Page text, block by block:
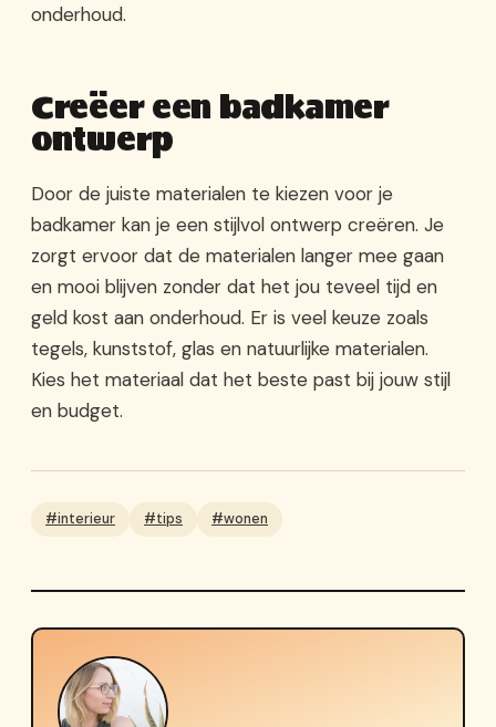
onderhoud.
Creëer een badkamer
ontwerp
Door de juiste materialen te kiezen voor je
badkamer kan je een stijlvol ontwerp creëren. Je
zorgt ervoor dat de materialen langer mee gaan
en mooi blijven zonder dat het jou teveel tijd en
geld kost aan onderhoud. Er is veel keuze zoals
tegels, kunststof, glas en natuurlijke materialen.
Kies het materiaal dat het beste past bij jouw stijl
en budget.
#interieur #tips #wonen